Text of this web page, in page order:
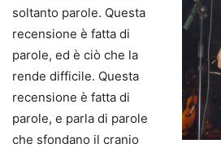
soltanto parole. Questa
recensione è fatta di
parole, ed è ciò che la
rende difficile. Questa
recensione è fatta di
parole, e parla di parole
che sfondano il cranio